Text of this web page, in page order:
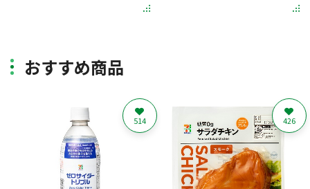
おすすめ商品
514 426